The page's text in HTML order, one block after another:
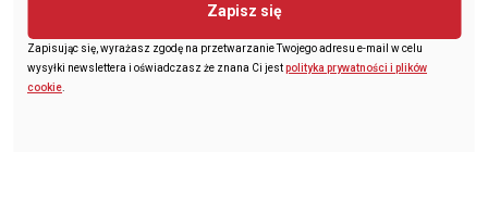
Zapisz się
Zapisując się, wyrażasz zgodę na przetwarzanie Twojego adresu e-mail w celu
wysyłki newslettera i oświadczasz że znana Ci jestpolityka prywatności i plików
cookie.